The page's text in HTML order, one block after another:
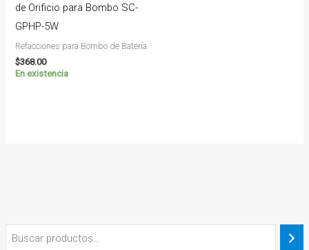
de Orificio para Bombo SC-
GPHP-5W
Refacciones para Bombo de Batería
$368.00
En existencia